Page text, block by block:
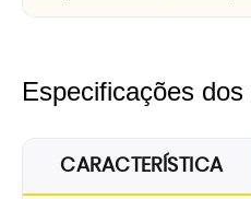
Especificações dos
CARACTERÍSTICA